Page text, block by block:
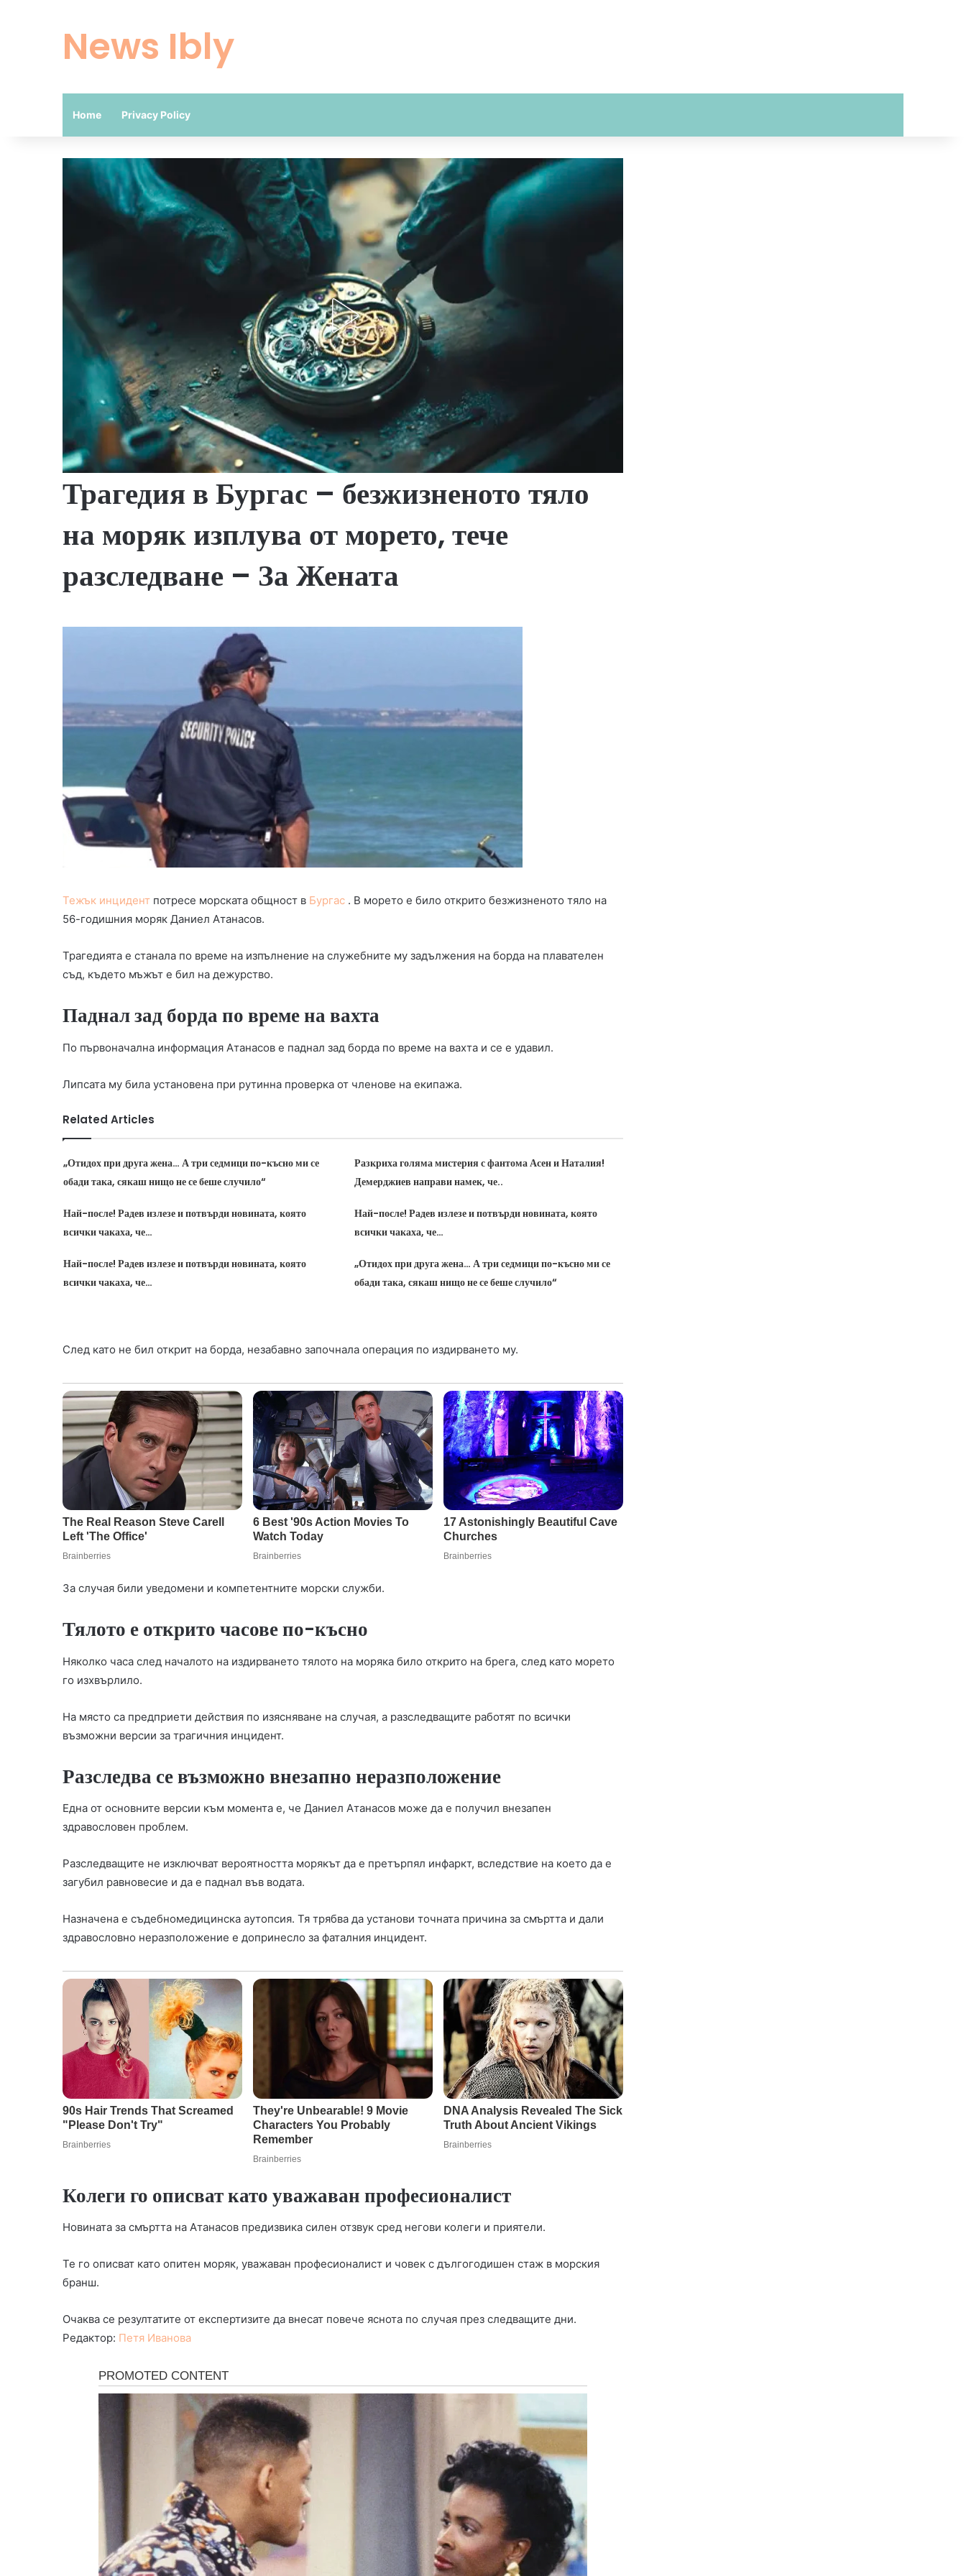
News Ibly
Home Privacy Policy
Трагедия в Бургас – безжизненото тяло
на моряк изплува от морето, тече
разследване – За Жената
Тежък инцидент потресе морската общност в Бургас . В морето е било открито безжизненото тяло на
56-годишния моряк Даниел Атанасов.
Трагедията е станала по време на изпълнение на служебните му задължения на борда на плавателен
съд, където мъжът е бил на дежурство.
Паднал зад борда по време на вахта
По първоначална информация Атанасов е паднал зад борда по време на вахта и се е удавил.
Липсата му била установена при рутинна проверка от членове на екипажа.
Related Articles
„Отидох при друга жена… А три седмици по-късно ми се
обади така, сякаш нищо не се беше случило“
Разкриха голяма мистерия с фантома Асен и Наталия!
Демерджиев направи намек, че..
Най-после! Радев излезе и потвърди новината, която
всички чакаха, че…
Най-после! Радев излезе и потвърди новината, която
всички чакаха, че…
Най-после! Радев излезе и потвърди новината, която
всички чакаха, че…
„Отидох при друга жена… А три седмици по-късно ми се
обади така, сякаш нищо не се беше случило“
След като не бил открит на борда, незабавно започнала операция по издирването му.
За случая били уведомени и компетентните морски служби.
Тялото е открито часове по-късно
Няколко часа след началото на издирването тялото на моряка било открито на брега, след като морето
го изхвърлило.
На място са предприети действия по изясняване на случая, а разследващите работят по всички
възможни версии за трагичния инцидент.
Разследва се възможно внезапно неразположение
Една от основните версии към момента е, че Даниел Атанасов може да е получил внезапен
здравословен проблем.
Разследващите не изключват вероятността морякът да е претърпял инфаркт, вследствие на което да е
загубил равновесие и да е паднал във водата.
Назначена е съдебномедицинска аутопсия. Тя трябва да установи точната причина за смъртта и дали
здравословно неразположение е допринесло за фаталния инцидент.
Колеги го описват като уважаван професионалист
Новината за смъртта на Атанасов предизвика силен отзвук сред негови колеги и приятели.
Те го описват като опитен моряк, уважаван професионалист и човек с дългогодишен стаж в морския
бранш.
Очаква се резултатите от експертизите да внесат повече яснота по случая през следващите дни.
Редактор: Петя Иванова